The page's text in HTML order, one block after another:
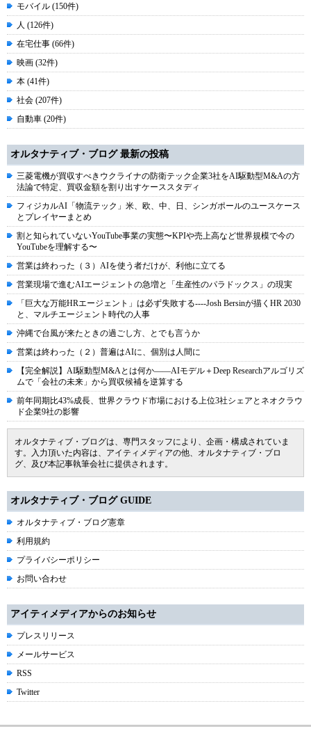
モバイル (150件)
人 (126件)
在宅仕事 (66件)
映画 (32件)
本 (41件)
社会 (207件)
自動車 (20件)
オルタナティブ・ブログ 最新の投稿
三菱電機が買収すべきウクライナの防衛テック企業3社をAI駆動型M&Aの方
法論で特定、買収金額を割り出すケーススタディ
フィジカルAI「物流テック」米、欧、中、日、シンガポールのユースケース
とプレイヤーまとめ
割と知られていないYouTube事業の実態〜KPIや売上高など世界規模で今の
YouTubeを理解する〜
営業は終わった（３）AIを使う者だけが、利他に立てる
営業現場で進むAIエージェントの急増と「生産性のパラドックス」の現実
「巨大な万能HRエージェント」は必ず失敗する----Josh Bersinが描くHR 2030
と、マルチエージェント時代の人事
沖縄で台風が来たときの過ごし方、とでも言うか
営業は終わった（２）普遍はAIに、個別は人間に
【完全解説】AI駆動型M&Aとは何か――AIモデル＋Deep Researchアルゴリズ
ムで「会社の未来」から買収候補を逆算する
前年同期比43%成長、世界クラウド市場における上位3社シェアとネオクラウ
ド企業9社の影響
オルタナティブ・ブログは、専門スタッフにより、企画・構成されていま
す。入力頂いた内容は、アイティメディアの他、オルタナティブ・ブロ
グ、及び本記事執筆会社に提供されます。
オルタナティブ・ブログ GUIDE
オルタナティブ・ブログ憲章
利用規約
プライバシーポリシー
お問い合わせ
アイティメディアからのお知らせ
プレスリリース
メールサービス
RSS
Twitter